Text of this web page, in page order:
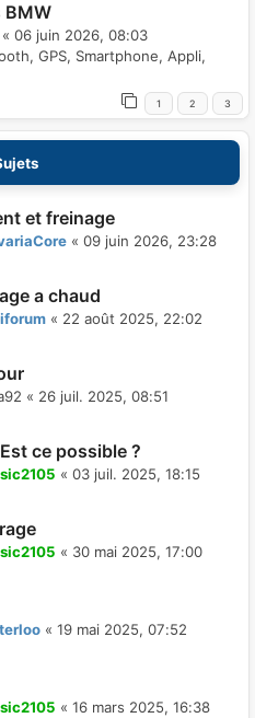
BMW
« 06 juin 2026, 08:03
GPS, Smartphone, Appli,
1 2 3
et freinage
« 09 juin 2026, 23:28
a chaud
« 22 août 2025, 22:02
« 26 juil. 2025, 08:51
ce possible ?
« 03 juil. 2025, 18:15
« 30 mai 2025, 17:00
« 19 mai 2025, 07:52
« 16 mars 2025, 16:38